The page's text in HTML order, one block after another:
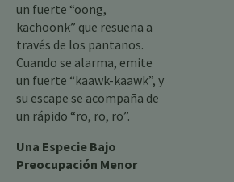
un fuerte “oong,
kachoonk” que resuena a
través de los pantanos.
Cuando se alarma, emite
un fuerte “kaawk-kaawk”, y
su escape se acompaña de
un rápido “ro, ro, ro”.
Una Especie Bajo
Preocupación Menor